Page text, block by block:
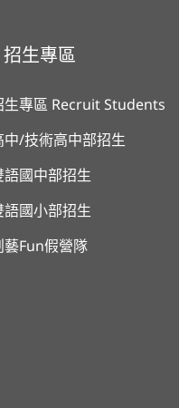
招生專區
生專區 Recruit Students
中/技術高中部招生
語國中部招生
語國小部招生
藝Fun假營隊